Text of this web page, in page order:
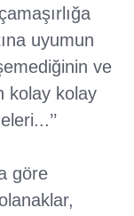
uyumun
ve
kolay kolay
göre